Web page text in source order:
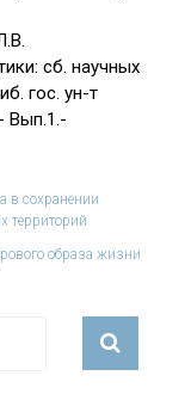
сб. научных
гос. ун-т
Вып.1.-
в сохранении
территорий
образа жизни